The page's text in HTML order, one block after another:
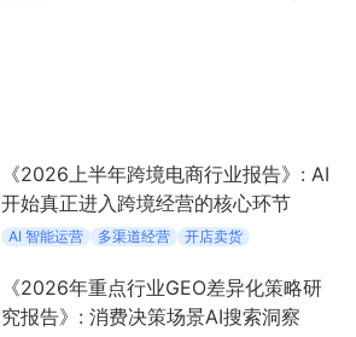
《2026上半年跨境电商行业报告》: AI
开始真正进入跨境经营的核心环节
AI 智能运营 多渠道经营 开店卖货
《2026年重点行业GEO差异化策略研
究报告》: 消费决策场景AI搜索洞察